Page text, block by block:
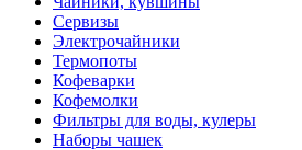
Сервизы
Электрочайники
Термопоты
Кофеварки
Кофемолки
Фильтры для воды, кулеры
Наборы чашек